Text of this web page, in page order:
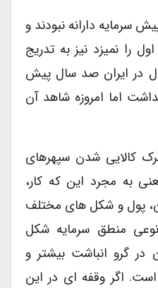
سرمایه دارانه نبودند و
را نمیزد نیز به تدریج
در ایران صد سال پیش
اما امروزه شاهد آن
کالایی شدن سپهرهای
به مجرد این که کار،
پول و شکل های مختلف
منطق سرمایه شکل
در گرو انباشت بیشتر و
اگر وقفه ای در این